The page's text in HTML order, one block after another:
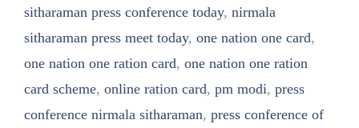
sitharaman press conference today, nirmala
sitharaman press meet today, one nation one card,
one nation one ration card, one nation one ration
card scheme, online ration card, pm modi, press
conference nirmala sitharaman, press conference of